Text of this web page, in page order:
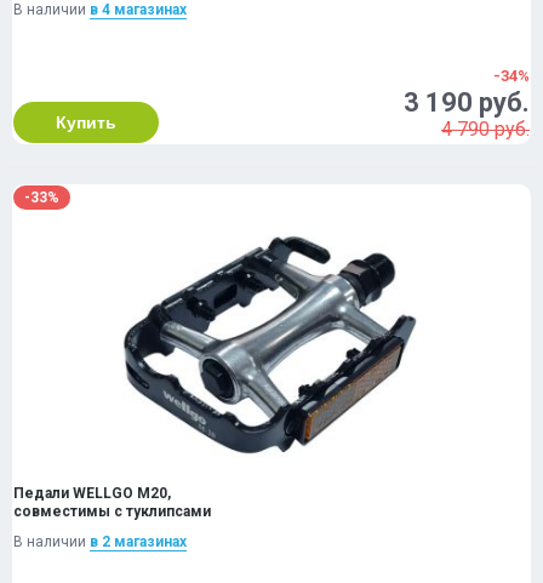
В наличии в 4 магазинах
Купить
-34%
3 190 руб.
4 790 руб.
-33%
Педали WELLGO M20,
совместимы с туклипсами
В наличии в 2 магазинах